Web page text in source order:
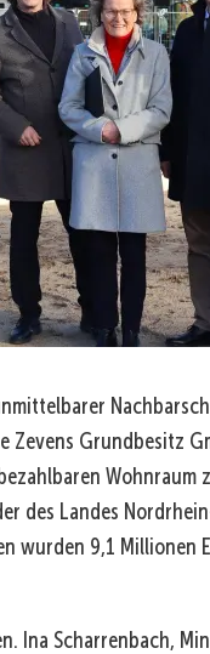
Grundbesitz
Wohnraum
des Landes
wurden 9,1 Millionen
Ina Scharrenbach,